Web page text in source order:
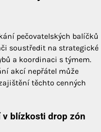
pečovatelských balíčků
soustředit na strategické
a koordinaci s týmem.
akcí nepřátel může
těchto cenných
v blízkosti drop zón